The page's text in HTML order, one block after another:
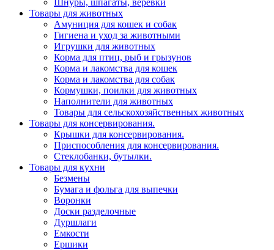
Шнуры, шпагаты, веревки
Товары для животных
Амуниция для кошек и собак
Гигиена и уход за животными
Игрушки для животных
Корма для птиц, рыб и грызунов
Корма и лакомства для кошек
Корма и лакомства для собак
Кормушки, поилки для животных
Наполнители для животных
Товары для сельскохозяйственных животных
Товары для консервирования.
Крышки для консервирования.
Приспособления для консервирования.
Стеклобанки, бутылки.
Товары для кухни
Безмены
Бумага и фольга для выпечки
Воронки
Доски разделочные
Дуршлаги
Емкости
Ершики